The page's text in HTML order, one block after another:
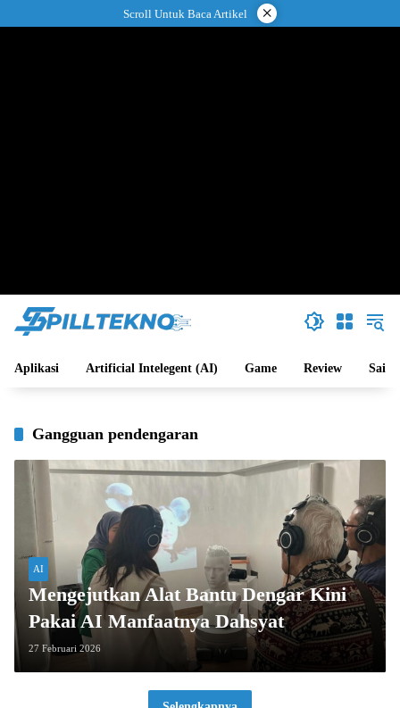
ke
Scroll Untuk Baca Artikel ×
Aplikasi Artificial Intelegent (AI) Game Review Sains
Gangguan pendengaran
AI
Mengejutkan Alat Bantu Dengar Kini
Pakai AI Manfaatnya Dahsyat
27 Februari 2026